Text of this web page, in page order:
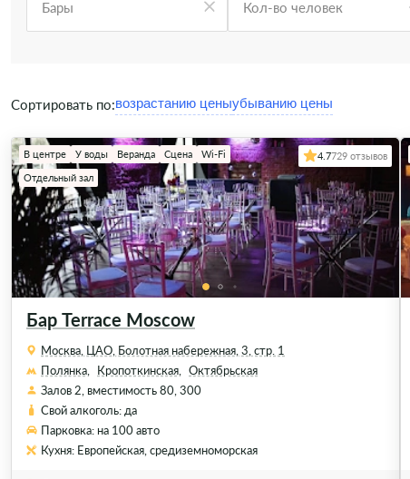
Бары Кол-во человек
Сортировать по:
Бар Terrace Moscow
В центре У воды Веранда Сцена
Wi-Fi
Отдельный зал
4.7729 отзывов
Москва, ЦАО, Болотная набережная, 3, стр. 1
Полянка,
Кропоткинская,
Октябрьская
Залов 2, вместимость 80, 300
Свой алкоголь: да
Парковка: на 100 авто
Кухня: Европейская, средиземноморская